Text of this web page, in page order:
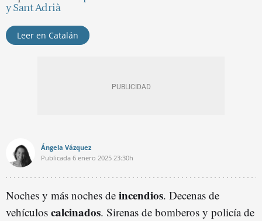
y Sant Adrià
Leer en Catalán
Ángela Vázquez
Publicada 6 enero 2025 23:30h
Noches y más noches de incendios. Decenas de
vehículos calcinados. Sirenas de bomberos y policía de